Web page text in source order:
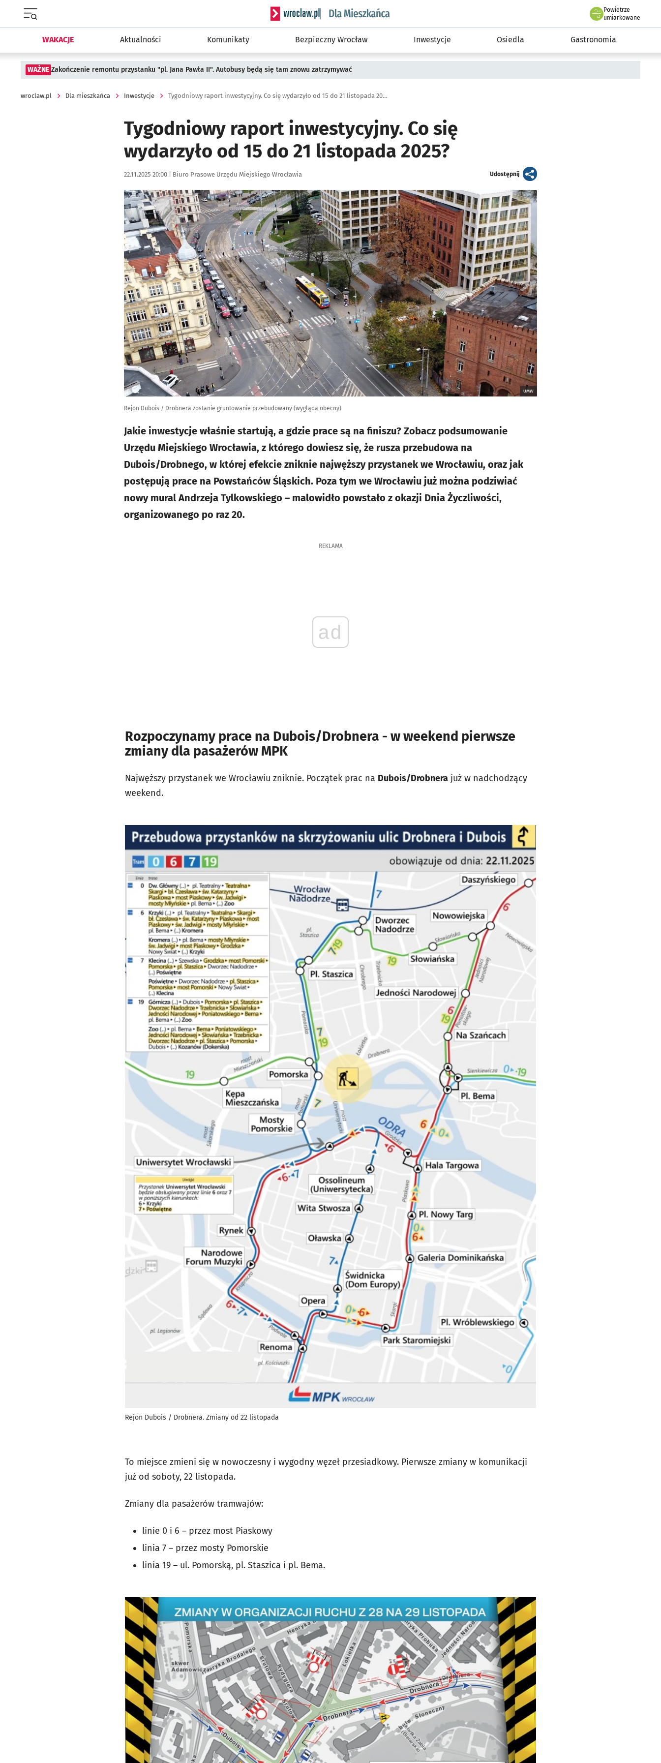
Serwis informacyjny wroclaw.pl podserwis: Dla mieszkańca
Powietrze
we Wrocławiu
umiarkowane
WAKACJE Aktualności Komunikaty Bezpieczny Wrocław Inwestycje Osiedla Gastronomia
WAŻNE Zakończenie remontu przystanku "pl. Jana Pawła II". Autobusy będą się tam znowu zatrzymywać
wroclaw.pl Dla mieszkańca Inwestycje Tygodniowy raport inwestycyjny. Co się wydarzyło od 15 do 21 listopada 2025?
Tygodniowy raport inwestycyjny. Co się
wydarzyło od 15 do 21 listopada 2025?
Data publikacji:
22.11.2025 20:00 | Autor:
Biuro Prasowe Urzędu Miejskiego Wrocławia Udostępnijartykuł
Kliknij, aby powiększyć
UMW
Rejon Dubois / Drobnera zostanie gruntowanie przebudowany (wygląda obecny)
Jakie inwestycje właśnie startują, a gdzie prace są na finiszu? Zobacz podsumowanie
Urzędu Miejskiego Wrocławia, z którego dowiesz się, że rusza przebudowa na
Dubois/Drobnego, w której efekcie zniknie najwęższy przystanek we Wrocławiu, oraz jak
postępują prace na Powstańców Śląskich. Poza tym we Wrocławiu już można podziwiać
nowy mural Andrzeja Tylkowskiego – malowidło powstało z okazji Dnia Życzliwości,
organizowanego po raz 20.
REKLAMA
ad
Rozpoczynamy prace na Dubois/Drobnera - w weekend pierwsze
zmiany dla pasażerów MPK
Najwęższy przystanek we Wrocławiu zniknie. Początek prac na Dubois/Drobnera już w nadchodzący
weekend.
Rejon Dubois / Drobnera. Zmiany od 22 listopada
To miejsce zmieni się w nowoczesny i wygodny węzeł przesiadkowy. Pierwsze zmiany w komunikacji
już od soboty, 22 listopada.
Zmiany dla pasażerów tramwajów:
linie 0 i 6 – przez most Piaskowy
linia 7 – przez mosty Pomorskie
linia 19 – ul. Pomorską, pl. Staszica i pl. Bema.